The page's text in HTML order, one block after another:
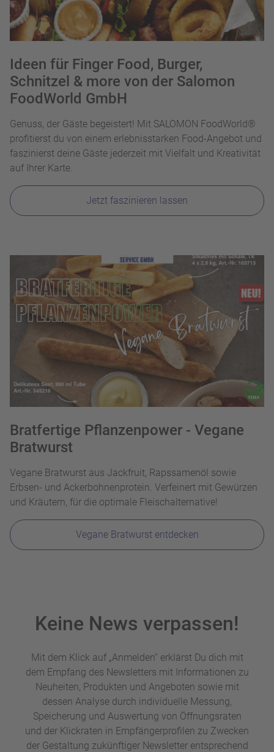
Ideen für Finger Food, Burger,
Schnitzel & more von der Salomon
FoodWorld GmbH
Genuss, der Gäste begeistert! Mit SALOMON FoodWorld®
profitierst du von einem erlebnisstarken Food-Angebot und
faszinierst deine Gäste jederzeit mit Vielfalt und Kreativität
auf Ihrer Karte.
Jetzt faszinieren lassen
Bratfertige Pflanzenpower - Vegane
Bratwurst
Vegane Bratwurst aus Jackfruit, Rapssamenöl sowie
Erbsen- und Ackerbohnenprotein. Verfeinert mit Gewürzen
und Kräutern, für die optimale Fleischalternative!
Vegane Bratwurst entdecken
Keine News verpassen!
Mit dem Klick auf „Anmelden“ erklärst Du dich mit
dem Empfang des Newsletters mit Informationen zu
Neuheiten, Produkten und Angeboten sowie mit
dessen Analyse durch individuelle Messung,
Speicherung und Auswertung von Öffnungsraten
und der Klickraten in Empfängerprofilen zu Zwecken
der Gestaltung zukünftiger Newsletter entsprechend